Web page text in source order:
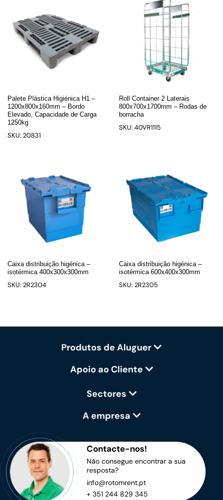
Palete Plástica Higiénica H1 –
1200x800x160mm – Bordo
Elevado, Capacidade de Carga
1250kg
SKU: 20831
Roll Container 2 Laterais
800x700x1700mm – Rodas de
borracha
SKU: 40VR1115
Caixa distribuição higénica –
isotérmica 400x300x300mm
SKU: 2R2304
Caixa distribuição higénica –
isotérmica 600x400x300mm
SKU: 2R2305
Produtos de Aluguer
Apoio ao Cliente
Sectores
A empresa
Contacte-nos!
Não consegue encontrar a sua
resposta?
info@rotomrent.pt
+ 351 244 829 345